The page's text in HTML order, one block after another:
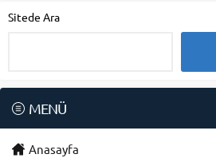
Sitede Ara
MENÜ
Anasayfa